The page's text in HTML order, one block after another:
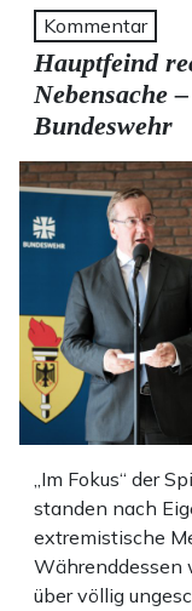
Kommentar
Hauptfeind
Nebensache
Bundeswehr
„Im Fokus“ der
standen nach
extremistische
Währenddessen
über völlig